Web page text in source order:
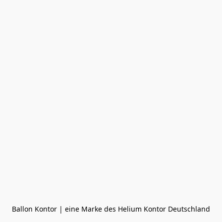
Ballon Kontor | eine Marke des Helium Kontor Deutschland